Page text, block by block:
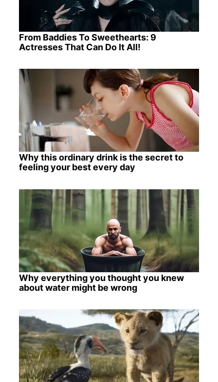
From Baddies To Sweethearts: 9
Actresses That Can Do It All!
Why this ordinary drink is the secret to
feeling your best every day
Why everything you thought you knew
about water might be wrong